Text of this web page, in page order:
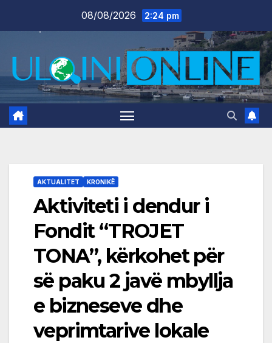
08/08/2026 2:24 pm
AKTUALITET KRONIKË
Aktiviteti i dendur i
Fondit “TROJET
TONA”, kërkohet për
së paku 2 javë mbyllja
e bizneseve dhe
veprimtarive lokale